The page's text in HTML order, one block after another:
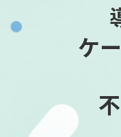
ケ